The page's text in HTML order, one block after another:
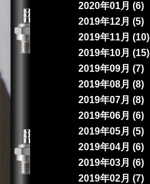
2020年01月 (6)
2019年12月 (5)
2019年11月 (10)
2019年10月 (15)
2019年09月 (7)
2019年08月 (8)
2019年07月 (8)
2019年06月 (6)
2019年05月 (5)
2019年04月 (6)
2019年03月 (6)
2019年02月 (7)